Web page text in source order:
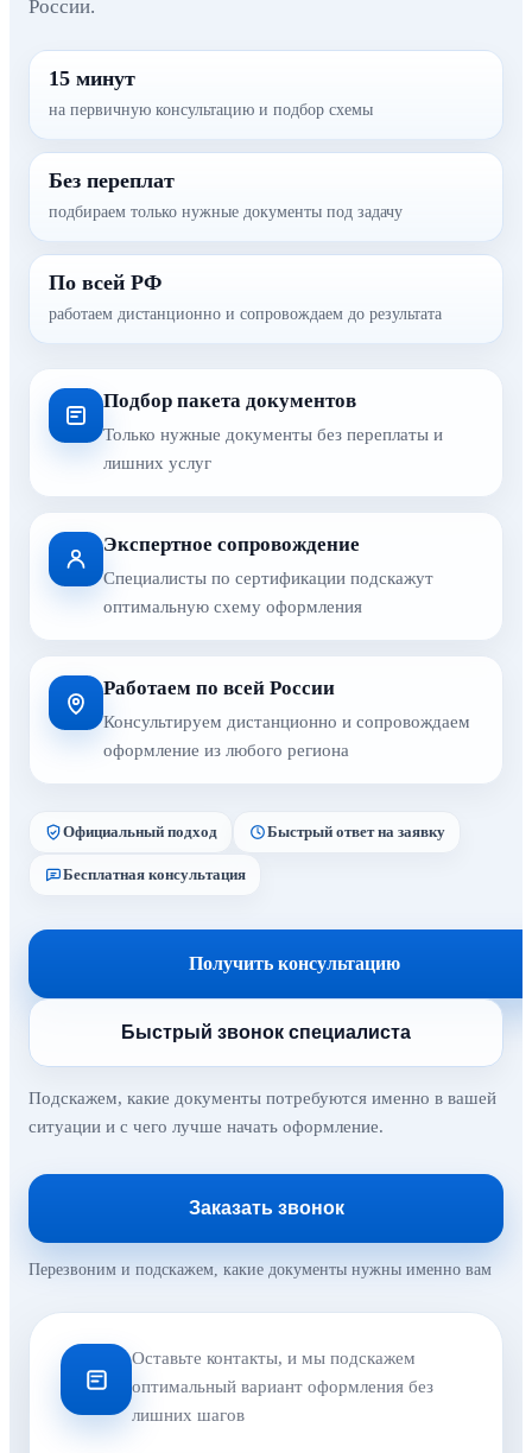
России.
15 минут
на первичную консультацию и подбор схемы
Без переплат
подбираем только нужные документы под задачу
По всей РФ
работаем дистанционно и сопровождаем до результата
Подбор пакета документов
Только нужные документы без переплаты и
лишних услуг
Экспертное сопровождение
Специалисты по сертификации подскажут
оптимальную схему оформления
Работаем по всей России
Консультируем дистанционно и сопровождаем
оформление из любого региона
Официальный подход Быстрый ответ на заявку
Бесплатная консультация
Получить консультацию
Быстрый звонок специалиста
Подскажем, какие документы потребуются именно в вашей
ситуации и с чего лучше начать оформление.
Заказать звонок
Перезвоним и подскажем, какие документы нужны именно вам
Оставьте контакты, и мы подскажем
оптимальный вариант оформления без
лишних шагов